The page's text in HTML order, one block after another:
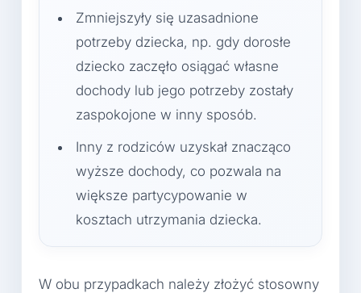
Zmniejszyły się uzasadnione
potrzeby dziecka, np. gdy dorosłe
dziecko zaczęło osiągać własne
dochody lub jego potrzeby zostały
zaspokojone w inny sposób.
Inny z rodziców uzyskał znacząco
wyższe dochody, co pozwala na
większe partycypowanie w
kosztach utrzymania dziecka.
W obu przypadkach należy złożyć stosowny